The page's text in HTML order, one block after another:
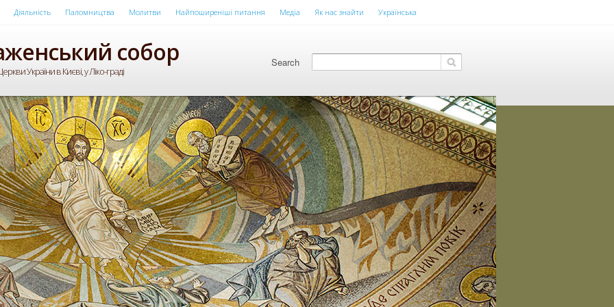
Діяльність Паломництва Молитви Найпоширеніші питання Медіа Як нас знайти Українська
Search
собор
України в Києві, у Ліко-граді